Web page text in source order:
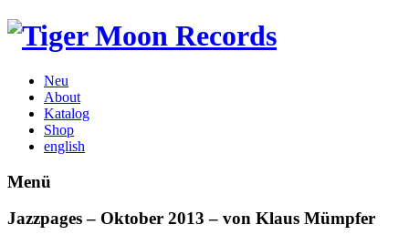
Neu
About
Katalog
Shop
english
Menü
Jazzpages – Oktober 2013 – von Klaus Mümpfer